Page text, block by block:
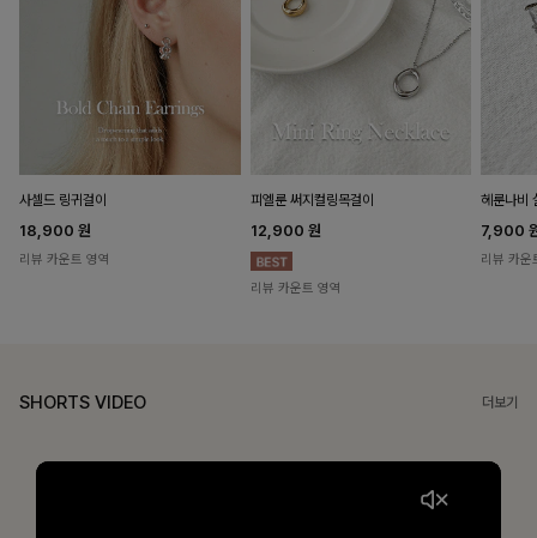
사셀드 링귀걸이
18,900 원
리뷰 카운트 영역
피엘룬 써지컬링목걸이
12,900 원
리뷰 카운트 영역
헤룬나비
7,900
리뷰 카운
SHORTS VIDEO 더보기